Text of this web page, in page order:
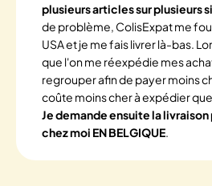
plusieurs articles sur plusieurs
de problème, ColisExpat me
USA et je me fais livrer là-bas.
que l'on me réexpédie mes
regrouper afin de payer moins
coûte moins cher à expédier
Je demande ensuite la livraison
chez moi EN BELGIQUE.